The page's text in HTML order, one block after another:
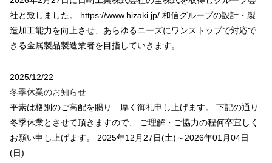
社と致しました。 https://www.hizaki.jp/ 和信グループの設計・製
造加工能力を向上させ、あらゆるニーズにワンストップで対応で
きる金属製品製造業者を目指していきます。
2025/12/22
冬季休業のお知らせ
平素は格別のご高配を賜り 厚く御礼申し上げます。 下記の通り
冬季休業とさせて頂きますので、 ご理解・ご協力の程何卒宜しく
お願い申し上げます。 2025年12月27日(土)～2026年01月04日
(日)